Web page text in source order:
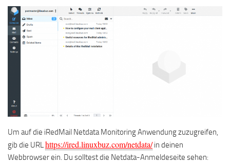
Um auf die iRedMail Netdata Monitoring Anwendung zuzugreifen,
gib die URLhttps://ired.linuxbuz.com/netdata/in deinen
Webbrowser ein. Du solltest die Netdata-Anmeldeseite sehen: